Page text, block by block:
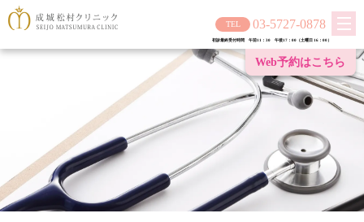
Web予約はこちら
03-5727-0878
初診最終受付時間 午前11：30 午後17：00（土曜日 16：00）